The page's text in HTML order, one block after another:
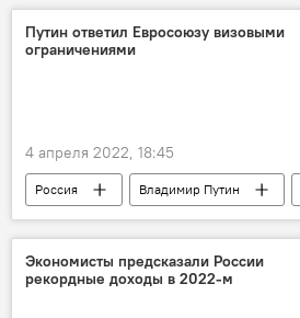
футбол
ФФТ ФИФА
Путин ответил Евросоюзу визовыми
ограничениями
4 апреля 2022, 18:45
Россия Владимир Путин
Мир
Экономисты предсказали России
рекордные доходы в 2022-м